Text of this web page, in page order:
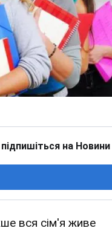
на Новини
вся сім'я живе